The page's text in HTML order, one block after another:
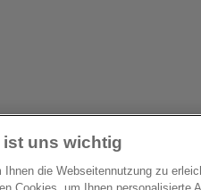
ist uns wichtig
die Webseitennutzung zu